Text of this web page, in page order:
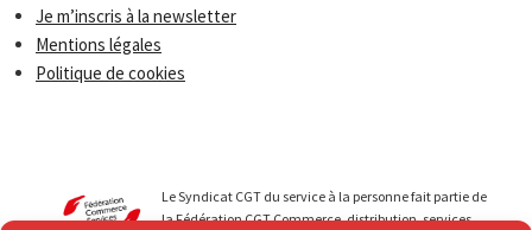
Je m’inscris à la newsletter
Mentions légales
Politique de cookies
Le Syndicat CGT du service à la personne fait partie de
la Fédération CGT Commerce, distribution, services.